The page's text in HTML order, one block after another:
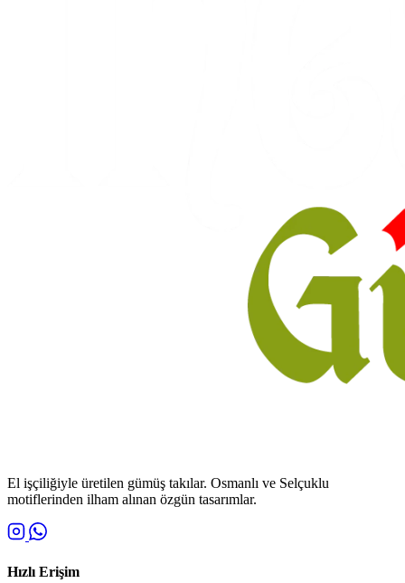
El işçiliğiyle üretilen gümüş takılar. Osmanlı ve Selçuklu
motiflerinden ilham alınan özgün tasarımlar.
Hızlı Erişim